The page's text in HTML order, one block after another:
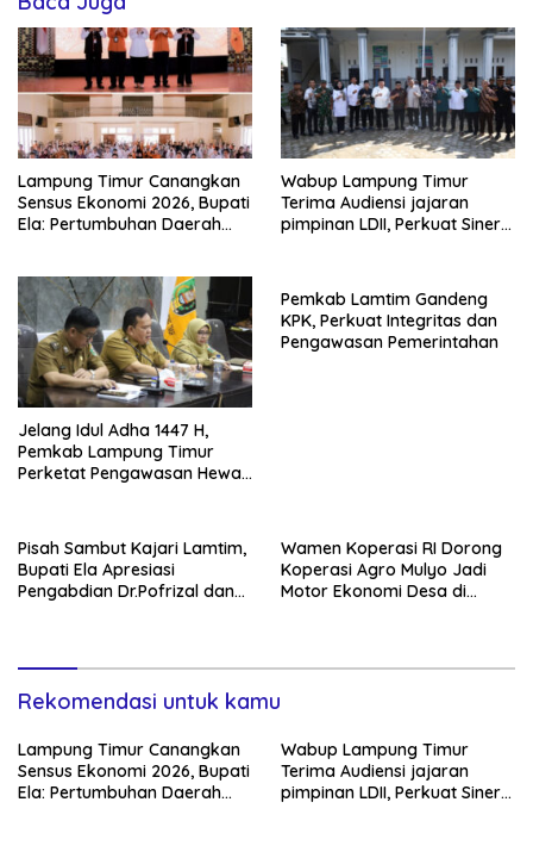
Lampung Timur Canangkan
Sensus Ekonomi 2026, Bupati
Ela: Pertumbuhan Daerah
Wabup Lampung Timur
Terima Audiensi jajaran
pimpinan LDII, Perkuat Sinergi
Jelang Idul Adha 1447 H,
Pemkab Lampung Timur
Perketat Pengawasan Hewan
Pemkab Lamtim Gandeng
KPK, Perkuat Integritas dan
Pengawasan Pemerintahan
Pisah Sambut Kajari Lamtim,
Bupati Ela Apresiasi
Pengabdian Dr.Pofrizal dan
Wamen Koperasi RI Dorong
Koperasi Agro Mulyo Jadi
Motor Ekonomi Desa di
Rekomendasi untuk kamu
Lampung Timur Canangkan
Sensus Ekonomi 2026, Bupati
Ela: Pertumbuhan Daerah
Wabup Lampung Timur
Terima Audiensi jajaran
pimpinan LDII, Perkuat Sinergi